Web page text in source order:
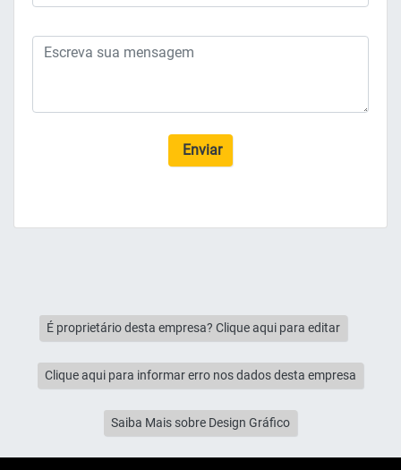
Enviar
É proprietário desta empresa? Clique aqui para editar
Clique aqui para informar erro nos dados desta empresa
Saiba Mais sobre Design Gráfico